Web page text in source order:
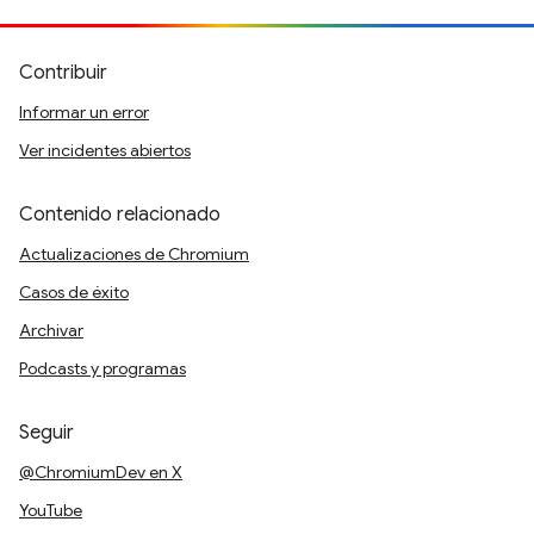
Contribuir
Informar un error
Ver incidentes abiertos
Contenido relacionado
Actualizaciones de Chromium
Casos de éxito
Archivar
Podcasts y programas
Seguir
@ChromiumDev en X
YouTube